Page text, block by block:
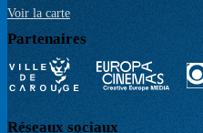
Voir la carte
Partenaires
Réseaux sociaux